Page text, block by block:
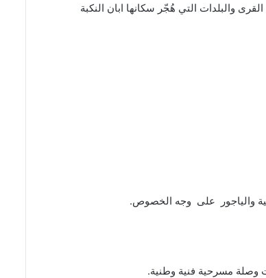
والبلدات التي هُجّر سكانها ابان النكبة
والياجور على وجه الخصوص.
وصلة مسرحية فنية وطنية.